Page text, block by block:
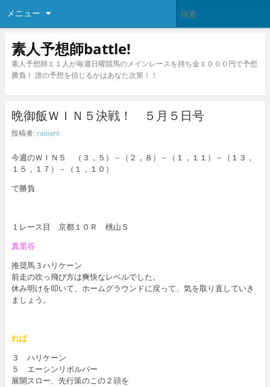
メニュー
素人予想師battle!
素人予想師１１人が毎週日曜競馬のメインレースを持ち金１０００円で予想
勝負！ 誰の予想を信じるかはあなた次第！！
晩御飯ＷＩＮ５決戦！ ５月５日号
投稿者: radiant
今週のＷＩＮ５ （３，５）－（２，８）－（１，１１）－（１３，
１５，１７）－（１，１０）
で勝負
１レース目 京都１０Ｒ 桃山Ｓ
真里谷
推奨馬 3 ハリケーン
前走の吹っ飛び方は爽快なレベルでした。
休み明けを叩いて、ホームグラウンドに戻って、気を取り直していき
ましょう。
れば
３ ハリケーン
５ エーシンリボルバー
展開スロー、先行策のこの２頭を